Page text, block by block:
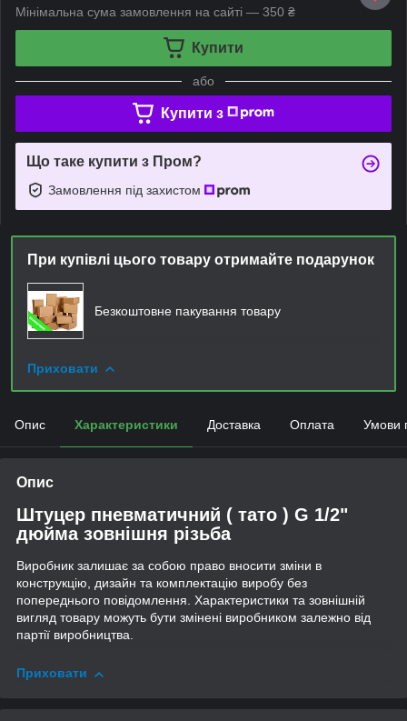
Мінімальна сума замовлення на сайті — 350 ₴
Купити
або
Купити з
Що таке купити з Пром?
Замовлення під захистом
При купівлі цього товару отримайте подарунок
Безкоштовне пакування товару
Приховати
Опис Характеристики Доставка Оплата Умови
Опис
Штуцер пневматичний ( тато ) G 1/2"
дюйма зовнішня різьба
Виробник залишає за собою право вносити зміни в
конструкцію, дизайн та комплектацію виробу без
попереднього повідомлення. Характеристики та зовнішній
вигляд товару можуть бути змінені виробником залежно від
партії виробництва.
Приховати